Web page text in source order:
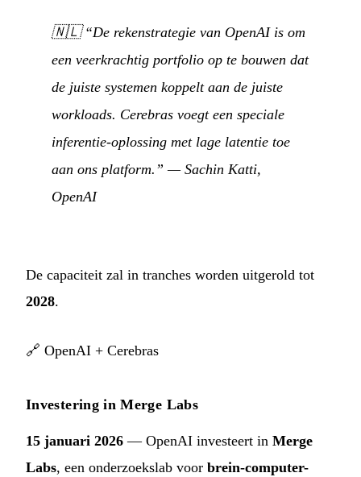
🇳🇱“De rekenstrategie van OpenAI is om
een veerkrachtig portfolio op te bouwen dat
de juiste systemen koppelt aan de juiste
workloads. Cerebras voegt een speciale
inferentie-oplossing met lage latentie toe
aan ons platform.” — Sachin Katti,
OpenAI
De capaciteit zal in tranches worden uitgerold tot
2028.
🔗 OpenAI + Cerebras
Investering in Merge Labs
15 januari 2026 — OpenAI investeert in Merge
Labs, een onderzoekslab voor brein-computer-